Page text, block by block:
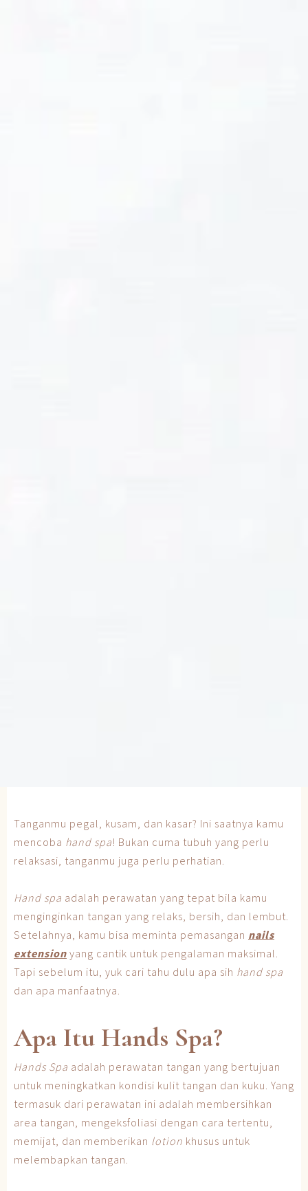
Tanganmu pegal, kusam, dan kasar? Ini saatnya kamu
mencoba hand spa! Bukan cuma tubuh yang perlu
relaksasi, tanganmu juga perlu perhatian.
Hand spa adalah perawatan yang tepat bila kamu
menginginkan tangan yang relaks, bersih, dan lembut.
Setelahnya, kamu bisa meminta pemasangan nails
extension yang cantik untuk pengalaman maksimal.
Tapi sebelum itu, yuk cari tahu dulu apa sih hand spa
dan apa manfaatnya.
Apa Itu Hands Spa?
Hands Spa adalah perawatan tangan yang bertujuan
untuk meningkatkan kondisi kulit tangan dan kuku. Yang
termasuk dari perawatan ini adalah membersihkan
area tangan, mengeksfoliasi dengan cara tertentu,
memijat, dan memberikan lotion khusus untuk
melembapkan tangan.